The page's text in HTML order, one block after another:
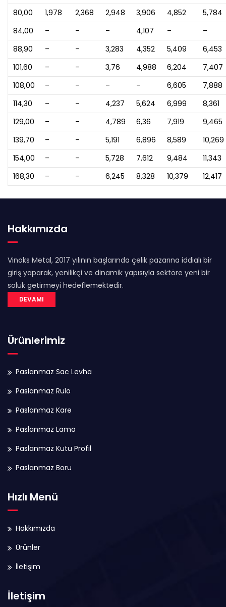
80,00
1,978 2,368 2,948 3,906 4,852
5,784
84,00
– – – 4,107 –
–
88,90
– – 3,283 4,352 5,409
6,453
101,60
– – 3,76 4,988 6,204
7,407
108,00
– – – – 6,605
7,888
114,30
– – 4,237 5,624 6,999
8,361
129,00
– – 4,789 6,36 7,919
9,465
139,70
– – 5,191 6,896 8,589
10,269
154,00
– – 5,728 7,612 9,484
11,343
168,30
– – 6,245 8,328 10,379 12,417
Hakkımızda
Vinoks Metal, 2017 yılının başlarında çelik pazarına iddialı bir
giriş yaparak, yenilikçi ve dinamik yapısıyla sektöre yeni bir
soluk getirmeyi hedeflemektedir.
DEVAMI
Ürünlerimiz
Paslanmaz Sac Levha
Paslanmaz Rulo
Paslanmaz Kare
Paslanmaz Lama
Paslanmaz Kutu Profil
Paslanmaz Boru
Hızlı Menü
Hakkımızda
Ürünler
İletişim
İletişim